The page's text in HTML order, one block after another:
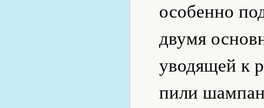
особенно
двумя
уводящей к
пили